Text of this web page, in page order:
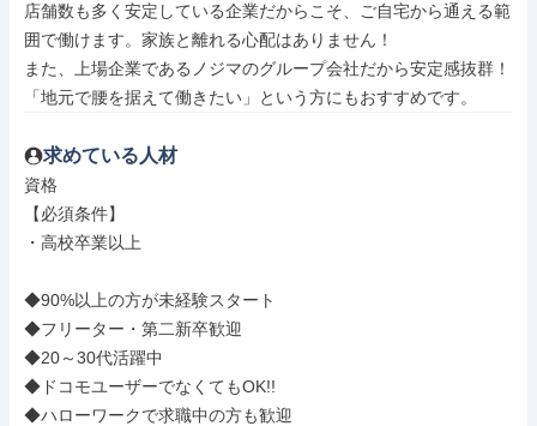
店舗数も多く安定している企業だからこそ、ご自宅から通える範
囲で働けます。家族と離れる心配はありません！
また、上場企業であるノジマのグループ会社だから安定感抜群！
「地元で腰を据えて働きたい」という方にもおすすめです。
求めている人材
資格
【必須条件】
・高校卒業以上
◆90%以上の方が未経験スタート
◆フリーター・第二新卒歓迎
◆20～30代活躍中
◆ドコモユーザーでなくてもOK!!
◆ハローワークで求職中の方も歓迎